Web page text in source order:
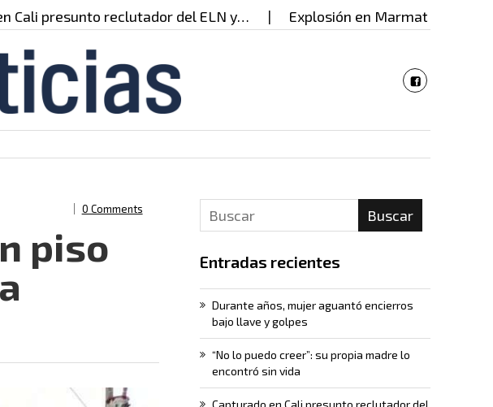
reclutador del ELN y… Explosión en Marmato deja 21
0 Comments
piso
Buscar
Entradas recientes
Durante años, mujer aguantó encierros
bajo llave y golpes
“No lo puedo creer”: su propia madre lo
encontró sin vida